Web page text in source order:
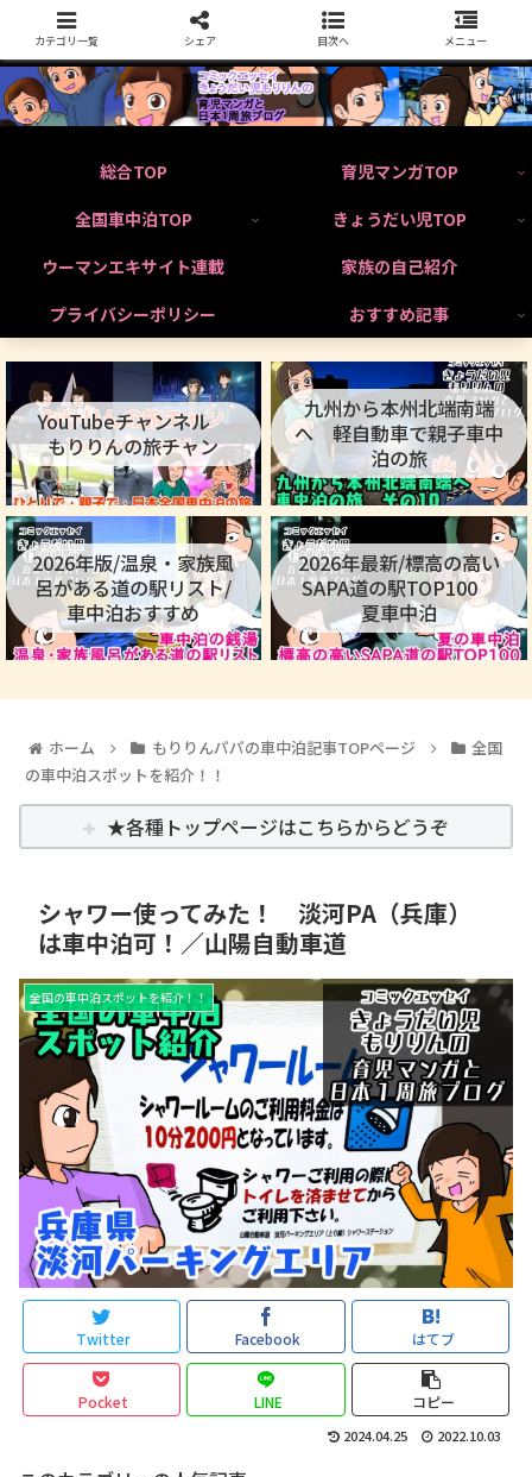
総合TOP
育児マンガTOP
全国車中泊TOP
きょうだい児TOP
ウーマンエキサイト連載
家族の自己紹介
プライバシーポリシー
おすすめ記事
YouTubeチャンネル
もりりんの旅チャン
九州から本州北端南端
へ 軽自動車で親子車中
泊の旅
2026年版/温泉・家族風
呂がある道の駅リスト/
車中泊おすすめ
2026年最新/標高の高い
SAPA道の駅TOP100
夏車中泊
ホーム もりりんパパの車中泊記事TOPページ
全国
の車中泊スポットを紹介！！
★各種トップページはこちらからどうぞ
シャワー使ってみた！ 淡河PA（兵庫）
は車中泊可！／山陽自動車道
全国の車中泊スポットを紹介！！
Twitter Facebook はてブ
Pocket LINE コピー
2024.04.25 2022.10.03
カテゴリ一覧 シェア 目次へ メニュー